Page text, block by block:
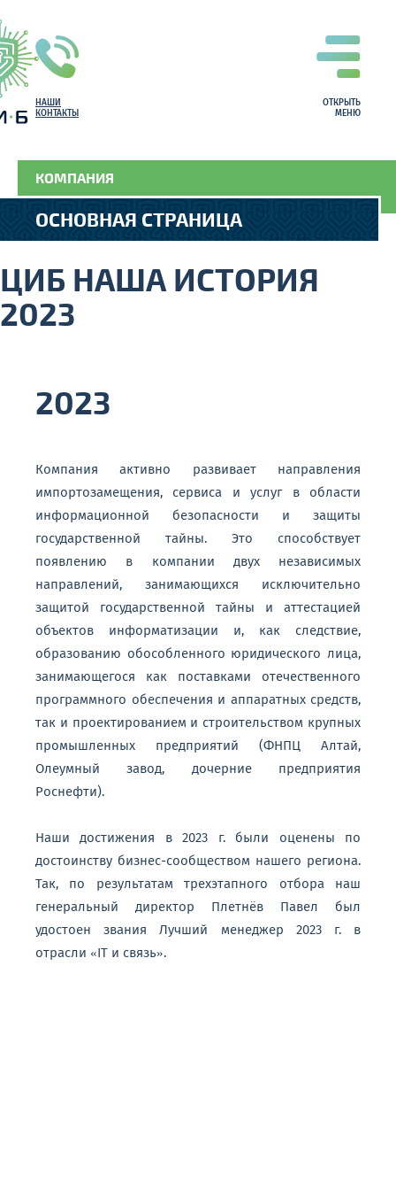
ОТКРЫТЬ
МЕНЮ
НАШИ
КОНТАКТЫ
КОМПАНИЯ
ОСНОВНАЯ СТРАНИЦА
ЦИБ НАША ИСТОРИЯ
2023
2023
Компания активно развивает направления
импортозамещения, сервиса и услуг в области
информационной безопасности и защиты
государственной тайны. Это способствует
появлению в компании двух независимых
направлений, занимающихся исключительно
защитой государственной тайны и аттестацией
объектов информатизации и, как следствие,
образованию обособленного юридического лица,
занимающегося как поставками отечественного
программного обеспечения и аппаратных средств,
так и проектированием и строительством крупных
промышленных предприятий (ФНПЦ Алтай,
Олеумный завод, дочерние предприятия
Роснефти).
Наши достижения в 2023 г. были оценены по
достоинству бизнес-сообществом нашего региона.
Так, по результатам трехэтапного отбора наш
генеральный директор Плетнёв Павел был
удостоен звания Лучший менеджер 2023 г. в
отрасли «IT и связь».